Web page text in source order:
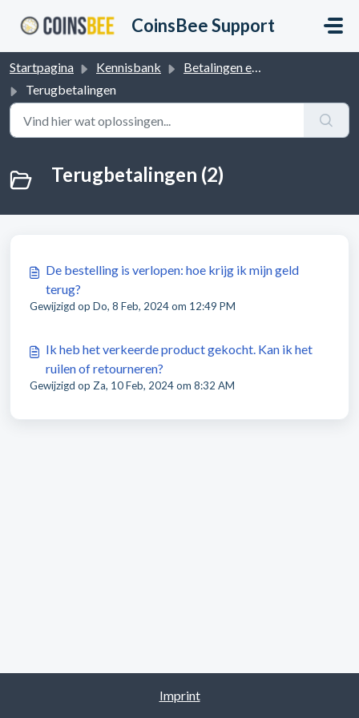
CoinsBee Support
Startpagina Kennisbank
Betalingen en Terugbetalingen
Terugbetalingen
Terugbetalingen (2)
De bestelling is verlopen: hoe krijg ik mijn geld
terug?
Gewijzigd op Do, 8 Feb, 2024 om 12:49 PM
Ik heb het verkeerde product gekocht. Kan ik het
ruilen of retourneren?
Gewijzigd op Za, 10 Feb, 2024 om 8:32 AM
Imprint